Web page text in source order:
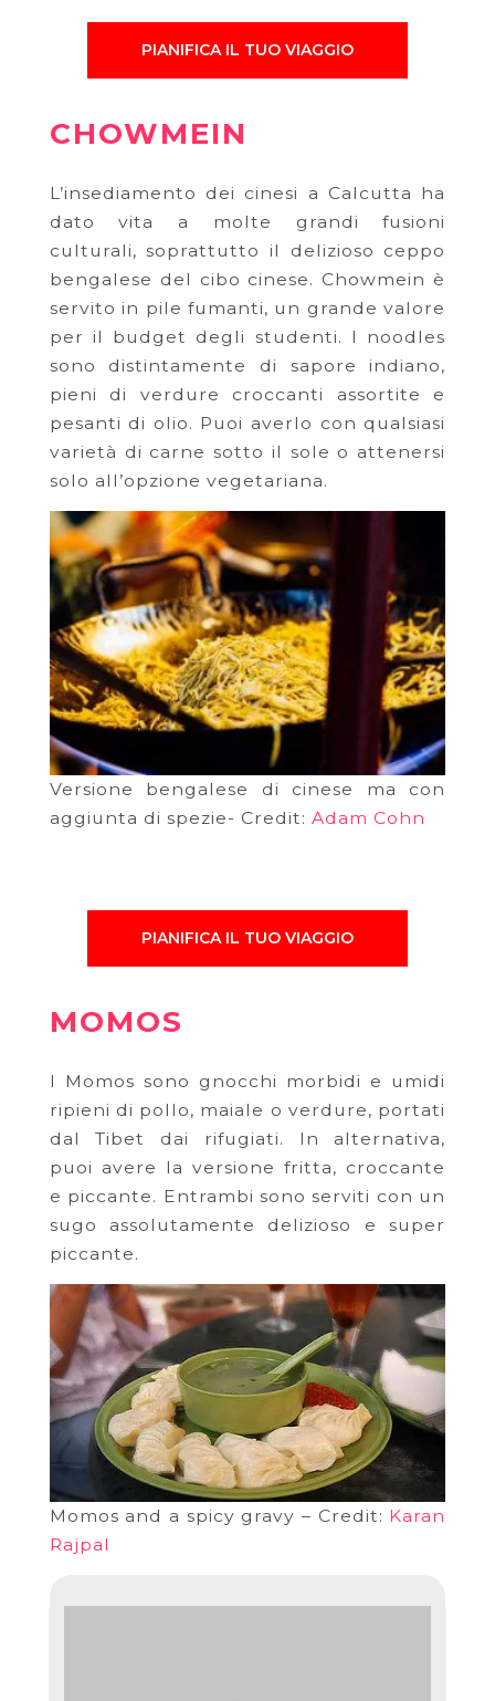
PIANIFICA IL TUO VIAGGIO
CHOWMEIN
L’insediamento dei cinesi a Calcutta ha
dato vita a molte grandi fusioni
culturali, soprattutto il delizioso ceppo
bengalese del cibo cinese. Chowmein è
servito in pile fumanti, un grande valore
per il budget degli studenti. I noodles
sono distintamente di sapore indiano,
pieni di verdure croccanti assortite e
pesanti di olio. Puoi averlo con qualsiasi
varietà di carne sotto il sole o attenersi
solo all’opzione vegetariana.
Versione bengalese di cinese ma con
aggiunta di spezie- Credit: Adam Cohn
PIANIFICA IL TUO VIAGGIO
MOMOS
I Momos sono gnocchi morbidi e umidi
ripieni di pollo, maiale o verdure, portati
dal Tibet dai rifugiati. In alternativa,
puoi avere la versione fritta, croccante
e piccante. Entrambi sono serviti con un
sugo assolutamente delizioso e super
piccante.
Momos and a spicy gravy – Credit: Karan
Rajpal